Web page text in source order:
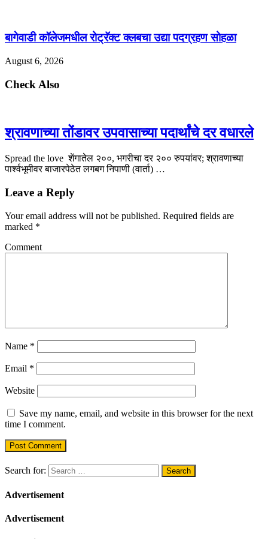
बागेवाडी कॉलेजमधील रोट्रॅक्ट क्लबचा उद्या पदग्रहण सोहळा
August 6, 2026
Check Also
श्रावणाच्या तोंडावर उपवासाच्या पदार्थांचे दर वधारले
Spread the love शेंगातेल २००, भगरीचा दर २०० रुपयांवर; श्रावणाच्या
पार्श्वभूमीवर बाजारपेठेत लगबग निपाणी (वार्ता) …
Leave a Reply
Your email address will not be published. Required fields are
marked *
Comment
Name *
Email *
Website
Save my name, email, and website in this browser for the next
time I comment.
Search for:
Advertisement
Advertisement